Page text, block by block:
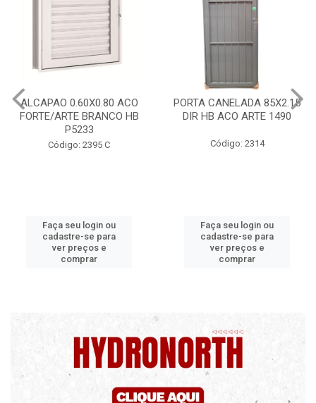
PORTA CANELADA 85X2.15
DIR HB ACO ARTE 1490
Código: 2314
Faça seu login ou
cadastre-se para
ver preços e
comprar
PORTA LAMINADA 60X215
DIR POP/MIX HB
Código: 2340
Faça seu login ou
cadastre-se para
ver preços e
comprar